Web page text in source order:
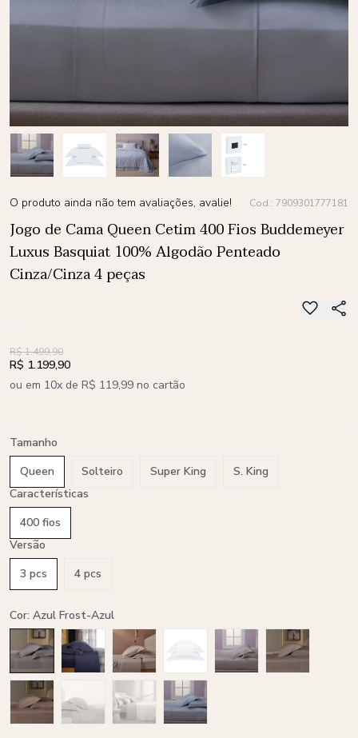
O produto ainda não tem avaliações, avalie! Cod.: 7909301777181
Jogo de Cama Queen Cetim 400 Fios Buddemeyer
Luxus Basquiat 100% Algodão Penteado
Cinza/Cinza 4 peças
R$ 1.499,90
R$ 1.199,90
ou em 10x de R$ 119,99 no cartão
Tamanho
Queen
Solteiro Super King
S. King
Características
400 fios
Versão
3 pcs
4 pcs
Cor: Azul Frost-Azul